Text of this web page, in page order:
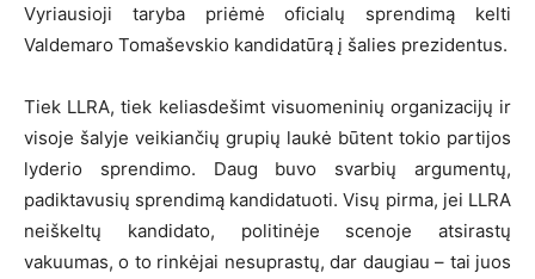
Vyriausioji taryba priėmė oficialų sprendimą kelti
Valdemaro Tomaševskio kandidatūrą į šalies prezidentus.
Tiek LLRA, tiek keliasdešimt visuomeninių organizacijų ir
visoje šalyje veikiančių grupių laukė būtent tokio partijos
lyderio sprendimo. Daug buvo svarbių argumentų,
padiktavusių sprendimą kandidatuoti. Visų pirma, jei LLRA
neiškeltų kandidato, politinėje scenoje atsirastų
vakuumas, o to rinkėjai nesuprastų, dar daugiau – tai juos